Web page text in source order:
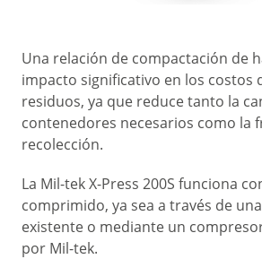
Una relación de compactación de
impacto significativo en los costos
residuos, ya que reduce tanto la
contenedores necesarios como la
recolección.
La Mil-tek X-Press 200S funciona
comprimido, ya sea a través de
existente o mediante un
por Mil-tek.